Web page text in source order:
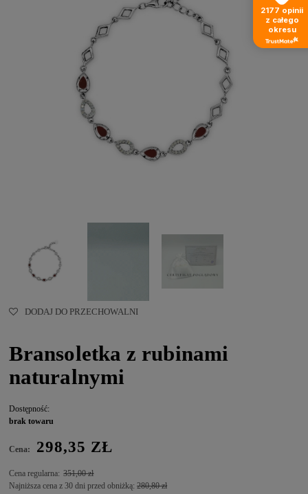
DODAJ DO PRZECHOWALNI
Bransoletka z rubinami
naturalnymi
Dostępność:
brak towaru
Cena: 298,35 ZŁ
Cena regularna: 351,00 zł
Najniższa cena z 30 dni przed obniżką: 280,80 zł
2177 opinii
z całego
okresu